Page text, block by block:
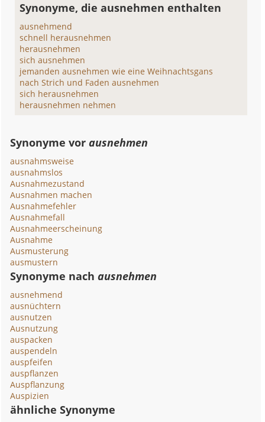
Synonyme, die ausnehmen enthalten
ausnehmend
schnell herausnehmen
herausnehmen
sich ausnehmen
jemanden ausnehmen wie eine Weihnachtsgans
nach Strich und Faden ausnehmen
sich herausnehmen
herausnehmen nehmen
Synonyme vorausnehmen
ausnahmsweise
ausnahmslos
Ausnahmezustand
Ausnahmen machen
Ausnahmefehler
Ausnahmefall
Ausnahmeerscheinung
Ausnahme
Ausmusterung
ausmustern
Synonyme nachausnehmen
ausnehmend
ausnüchtern
ausnutzen
Ausnutzung
auspacken
auspendeln
auspfeifen
auspflanzen
Auspflanzung
Auspizien
ähnliche Synonyme